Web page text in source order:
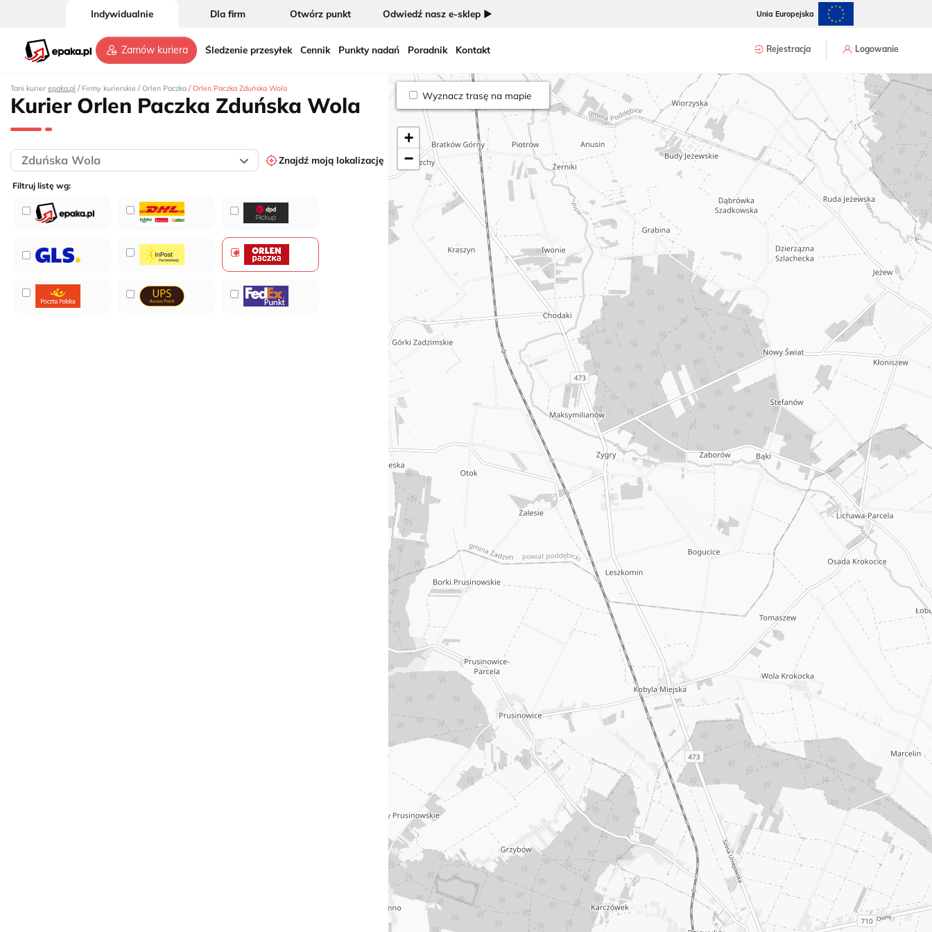
Indywidualnie Dla firm Otwórz punkt Odwiedź nasz e-sklep ► Unia Europejska
Zamów kuriera Śledzenie przesyłek Cennik Punkty nadań Poradnik Kontakt Rejestracja Logowanie
Tani kurier epaka.pl / Firmy kurierskie / Orlen Paczka / Orlen Paczka Zduńska Wola
Kurier Orlen Paczka Zduńska Wola
Znajdź moją lokalizację
Filtruj listę wg:
Wyznacz trasę na mapie
+
−